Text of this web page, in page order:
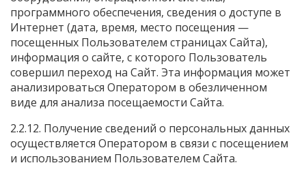
программного обеспечения, сведения о доступе в
Интернет (дата, время, место посещения —
посещенных Пользователем страницах Сайта),
информация о сайте, с которого Пользователь
совершил переход на Сайт. Эта информация может
анализироваться Оператором в обезличенном
виде для анализа посещаемости Сайта.
2.2.12. Получение сведений о персональных данных
осуществляется Оператором в связи с посещением
и использованием Пользователем Сайта.